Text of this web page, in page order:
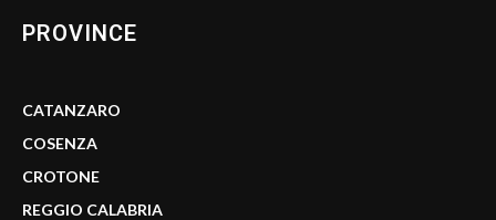
PROVINCE
CATANZARO
COSENZA
CROTONE
REGGIO CALABRIA